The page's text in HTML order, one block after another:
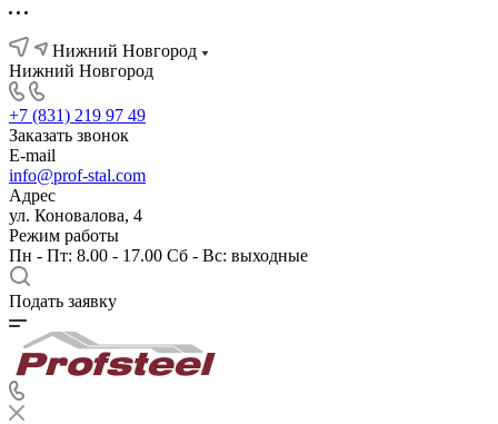
Нижний Новгород
Нижний Новгород
+7 (831) 219 97 49
Заказать звонок
E-mail
info@prof-stal.com
Адрес
ул. Коновалова, 4
Режим работы
Пн - Пт: 8.00 - 17.00 Сб - Вс: выходные
Подать заявку